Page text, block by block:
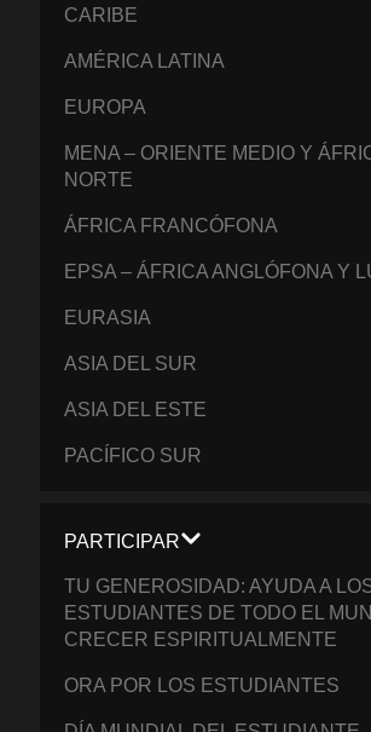
CARIBE
AMÉRICA LATINA
EUROPA
MENA – ORIENTE MEDIO Y
NORTE
ÁFRICA FRANCÓFONA
EPSA – ÁFRICA ANGLÓFONA Y
EURASIA
ASIA DEL SUR
ASIA DEL ESTE
PACÍFICO SUR
PARTICIPAR
TU GENEROSIDAD: AYUDA A
ESTUDIANTES DE TODO EL
CRECER ESPIRITUALMENTE
ORA POR LOS ESTUDIANTES